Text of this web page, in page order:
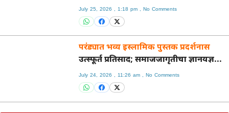
कारवाईने रेशन माफियांचे धाबे दणाणले!”
July 25, 2026 1:18 pm No Comments
परंड्यात भव्य इस्लामिक पुस्तक प्रदर्शनास
उत्स्फूर्त प्रतिसाद; समाजजागृतीचा ज्ञानयज्ञ
ठरला उपक्रम.
July 24, 2026 11:26 am No Comments